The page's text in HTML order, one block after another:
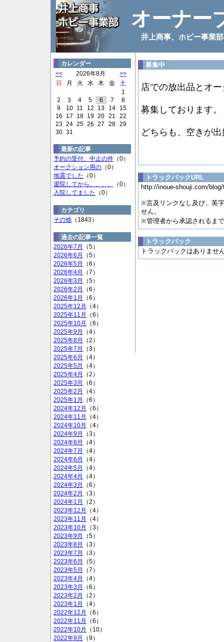
オーナー
井上商事、ホビー事業部
カレンダー
<<
2026年8月
>>
日
月 火 水 木 金
土
1
2
3 4 5 6 7
8
9
10 11 12 13 14
15
16
17 18 19 20 21
22
23 24 25 26 27 28 29
30 31
最新の記事
予約の受付、中止の件 （0）
オークション用の （0）
地震でした （0）
退院してから、、、、
（0）
入院してました （0）
カテゴリ
その他 （1843）
過去の記事一覧
2026年7月
（5）
2026年6月
（5）
2026年5月
（6）
2026年4月
（7）
2026年3月
（5）
2026年2月
（6）
2026年1月
（6）
2025年12月
（4）
2025年11月
（6）
2025年10月
（6）
2025年9月
（4）
2025年8月
（2）
2025年7月
（3）
2025年6月
（4）
2025年5月
（4）
2025年4月
（2）
2025年3月
（6）
2025年2月
（4）
2025年1月
（6）
2024年12月
（6）
2024年11月
（4）
2024年10月
（4）
2024年9月
（3）
2024年8月
（4）
2024年7月
（4）
2024年6月
（4）
2024年5月
（4）
2024年4月
（4）
2024年3月
（6）
2024年2月
（3）
2024年1月
（2）
2023年12月
（4）
2023年11月
（4）
2023年10月
（3）
2023年9月
（5）
2023年8月
（3）
2023年7月
（3）
2023年6月
（5）
2023年5月
（7）
2023年4月
（4）
2023年3月
（6）
2023年2月
（2）
2023年1月
（4）
2022年12月
（6）
2022年11月
（6）
2022年10月
（10）
2022年9月
（9）
募集中
店での放出品とオ
募集しております。
どちらも、空きが
トラックバックURL
http://inoue-shouji.com/
※言及リンクなし及び、英
せん。
※管理者から承認されるま
トラックバック
トラックバックはありませ